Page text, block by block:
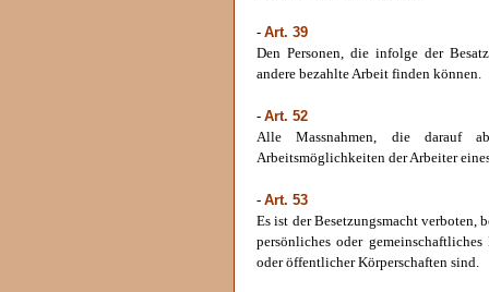
- Art. 39
Den Personen, die infolge der
andere bezahlte Arbeit finden können.
- Art. 52
Alle Massnahmen, die darauf
Arbeitsmöglichkeiten der Arbeiter
- Art. 53
Es ist der Besetzungsmacht verboten,
persönliches oder
oder öffentlicher Körperschaften sind.